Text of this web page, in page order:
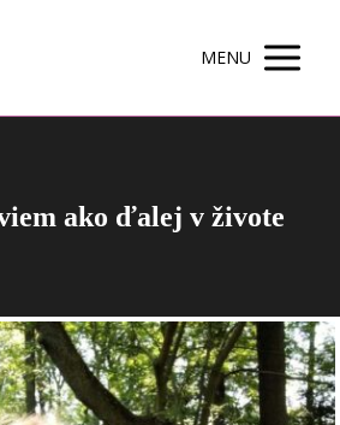
MENU
ako ďalej v živote